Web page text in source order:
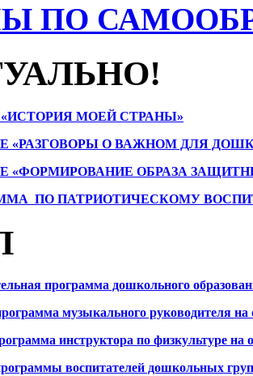
ПО
МОЕЙ СТРАНЫ»
«РАЗГОВОРЫ О ВАЖНОМ ДЛЯ
«ФОРМИРОВАНИЕ ОБРАЗА
ПО ПАТРИОТИЧЕСКОМУ
программа дошкольного
музыкального руководителя
инструктора по физкультуре
воспитателей дошкольных